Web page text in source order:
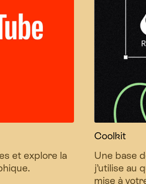
et explore la
Coolkit
Une base
j’utilise au
mise à